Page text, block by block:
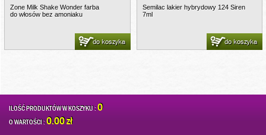
Zone Milk Shake Wonder farba
do włosów bez amoniaku
do koszyka
Semilac lakier hybrydowy 124 Siren
7ml
do koszyka
ILOŚĆ PRODUKTÓW W KOSZYKU :0
O WARTOŚCI :0.00 zł